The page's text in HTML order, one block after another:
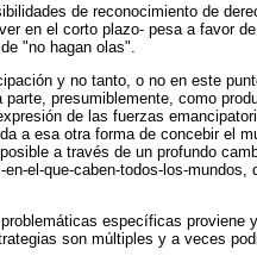
de reconocimiento de
en el corto plazo- pesa a favor
"no hagan olas".
y no tanto, o no en este
presumiblemente, como
de las fuerzas
a esa otra forma de concebir
a través de un profundo
el-que-caben-todos-los-mundos,
específicas
son múltiples y a veces